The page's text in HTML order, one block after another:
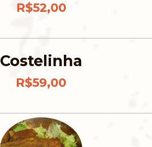
R$52,00
Costelinha
R$59,00